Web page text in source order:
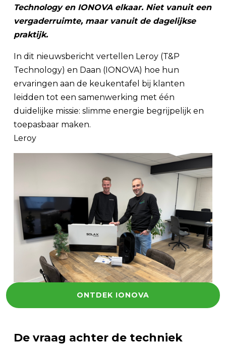
Technology en IONOVA elkaar. Niet vanuit een
vergaderruimte, maar vanuit de dagelijkse
praktijk.
In dit nieuwsbericht vertellen Leroy (T&P
Technology) en Daan (IONOVA) hoe hun
ervaringen aan de keukentafel bij klanten
leidden tot een samenwerking met één
duidelijke missie: slimme energie begrijpelijk en
toepasbaar maken.
Leroy
ONTDEK IONOVA
De vraag achter de techniek